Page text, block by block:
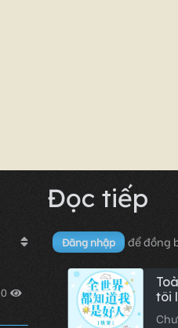
0
Đọc tiếp
Đăng nhập để đồng
tôi